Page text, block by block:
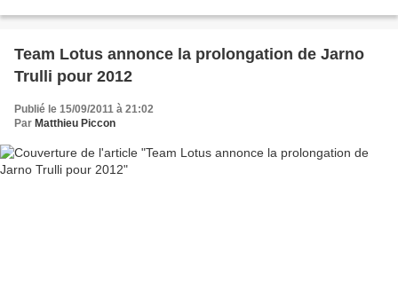
Team Lotus annonce la prolongation de Jarno
Trulli pour 2012
Publié le 15/09/2011 à 21:02
Par Matthieu Piccon